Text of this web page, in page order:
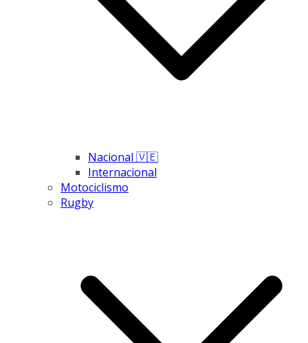
Nacional 🇻🇪
Internacional
Motociclismo
Rugby